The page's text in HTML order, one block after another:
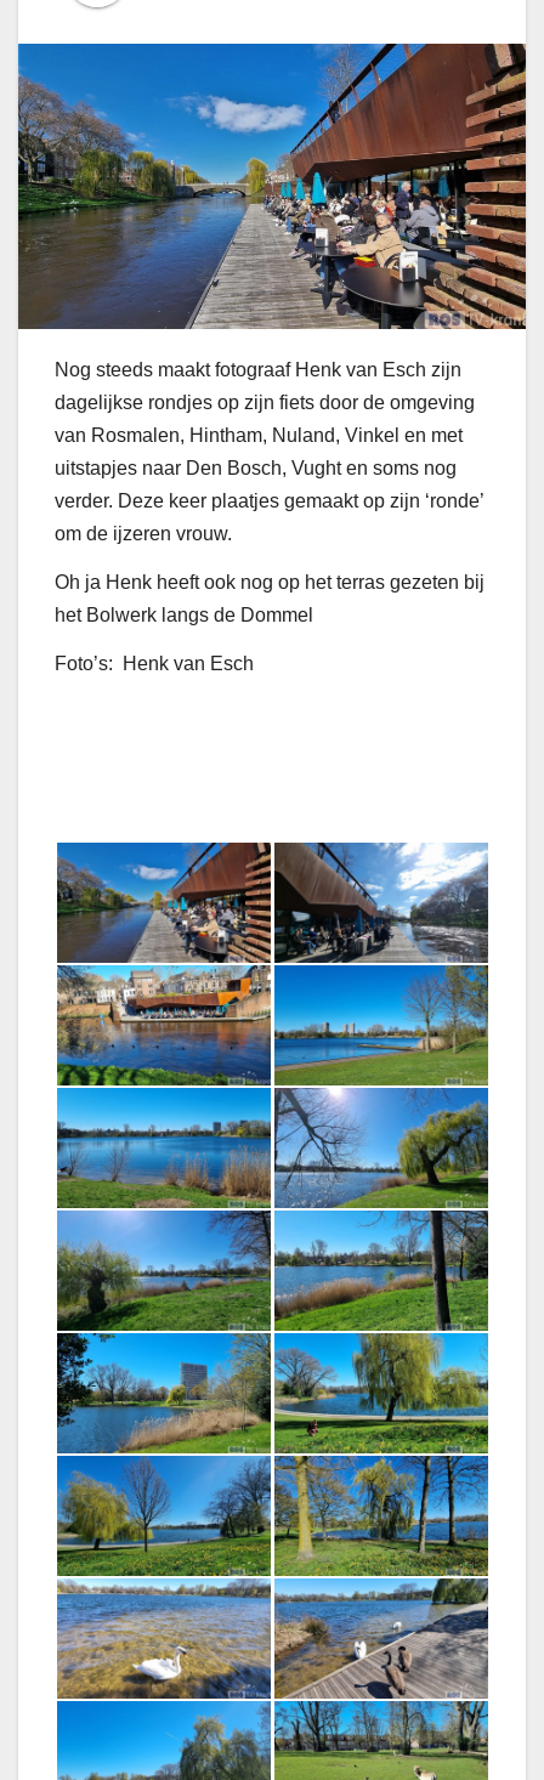
Nog steeds maakt fotograaf Henk van Esch zijn
dagelijkse rondjes op zijn fiets door de omgeving
van Rosmalen, Hintham, Nuland, Vinkel en met
uitstapjes naar Den Bosch, Vught en soms nog
verder. Deze keer plaatjes gemaakt op zijn ‘ronde’
om de ijzeren vrouw.
Oh ja Henk heeft ook nog op het terras gezeten bij
het Bolwerk langs de Dommel
Foto’s: Henk van Esch